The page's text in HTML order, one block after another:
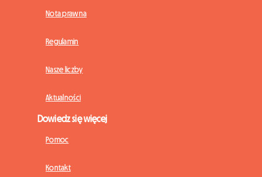
Nota prawna
Regulamin
Nasze liczby
Aktualności
Dowiedz się więcej
Pomoc
Kontakt